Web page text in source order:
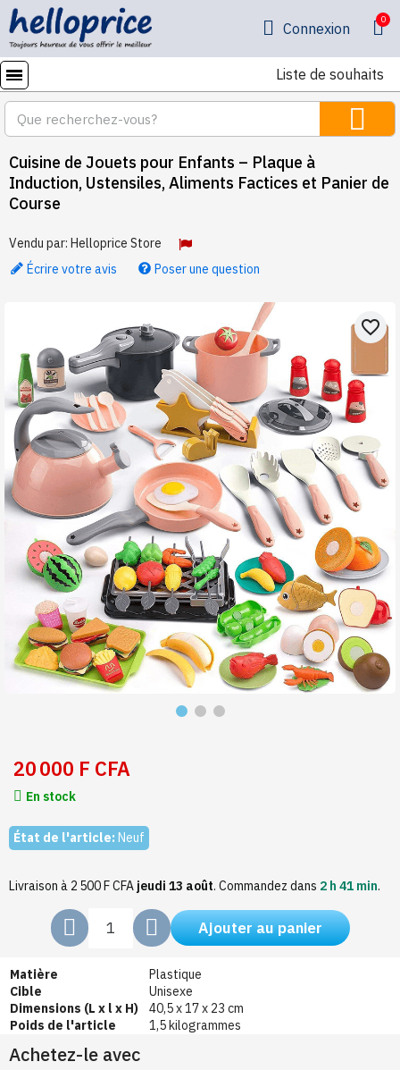
Connexion
Liste de souhaits
Cuisine de Jouets pour Enfants – Plaque à
Induction, Ustensiles, Aliments Factices et Panier de
Course
Vendu par: Helloprice Store
Écrire votre avis
Poser une question
favorite_border
20 000 F CFA
En stock
État de l'article: Neuf
Livraison à 2 500 F CFA jeudi 13 août. Commandez dans 2 h 41 min.
Ajouter au panier
Matière
Plastique
Cible
Unisexe
Dimensions (L x l x H)
40,5 x 17 x 23 cm
Poids de l'article
1,5 kilogrammes
Achetez-le avec